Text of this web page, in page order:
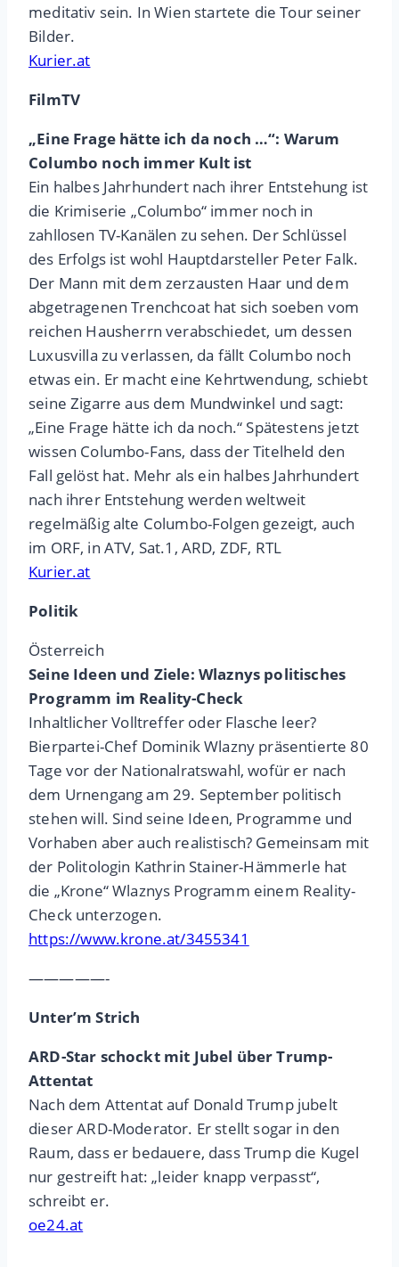
meditativ sein. In Wien startete die Tour seiner
Bilder.
Kurier.at
FilmTV
„Eine Frage hätte ich da noch …“: Warum
Columbo noch immer Kult ist
Ein halbes Jahrhundert nach ihrer Entstehung ist
die Krimiserie „Columbo“ immer noch in
zahllosen TV-Kanälen zu sehen. Der Schlüssel
des Erfolgs ist wohl Hauptdarsteller Peter Falk.
Der Mann mit dem zerzausten Haar und dem
abgetragenen Trenchcoat hat sich soeben vom
reichen Hausherrn verabschiedet, um dessen
Luxusvilla zu verlassen, da fällt Columbo noch
etwas ein. Er macht eine Kehrtwendung, schiebt
seine Zigarre aus dem Mundwinkel und sagt:
„Eine Frage hätte ich da noch.“ Spätestens jetzt
wissen Columbo-Fans, dass der Titelheld den
Fall gelöst hat. Mehr als ein halbes Jahrhundert
nach ihrer Entstehung werden weltweit
regelmäßig alte Columbo-Folgen gezeigt, auch
im ORF, in ATV, Sat.1, ARD, ZDF, RTL
Kurier.at
Politik
Österreich
Seine Ideen und Ziele: Wlaznys politisches
Programm im Reality-Check
Inhaltlicher Volltreffer oder Flasche leer?
Bierpartei-Chef Dominik Wlazny präsentierte 80
Tage vor der Nationalratswahl, wofür er nach
dem Urnengang am 29. September politisch
stehen will. Sind seine Ideen, Programme und
Vorhaben aber auch realistisch? Gemeinsam mit
der Politologin Kathrin Stainer-Hämmerle hat
die „Krone“ Wlaznys Programm einem Reality-
Check unterzogen.
https://www.krone.at/3455341
—————-
Unter’m Strich
ARD-Star schockt mit Jubel über Trump-
Attentat
Nach dem Attentat auf Donald Trump jubelt
dieser ARD-Moderator. Er stellt sogar in den
Raum, dass er bedauere, dass Trump die Kugel
nur gestreift hat: „leider knapp verpasst“,
schreibt er.
oe24.at